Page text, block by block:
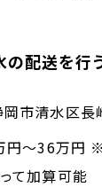
配送を行
市清水区長
円～36万円
て加算可能